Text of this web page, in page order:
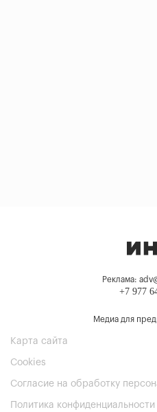
Реклама:
+7 977
Медиа для
Карта сайта
Cookies
Согласие на обработку
Политика конфиденциальности